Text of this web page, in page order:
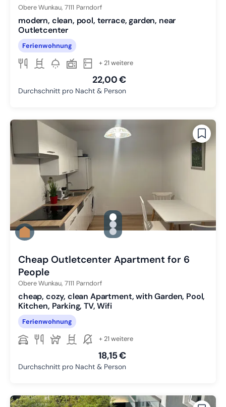
Obere Wunkau, 7111 Parndorf
modern, clean, pool, terrace, garden, near
Outletcenter
Ferienwohnung
+ 21 weitere
22,00 €
Durchschnitt pro Nacht & Person
gallery.slide_selector
Zu Slide 1 wechseln
Zu Slide 2 wechseln
Zu Slide 3 wechseln
Cheap Outletcenter Apartment for 6
People
Obere Wunkau, 7111 Parndorf
cheap, cozy, clean Apartment, with Garden, Pool,
Kitchen, Parking, TV, Wifi
Ferienwohnung
+ 21 weitere
18,15 €
Durchschnitt pro Nacht & Person